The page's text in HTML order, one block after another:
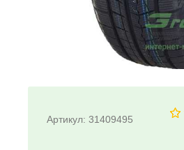
Артикул: 31409495